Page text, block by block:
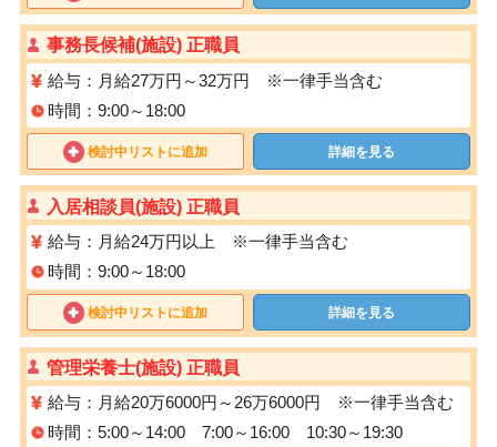
事務長候補(施設) 正職員
給与：月給27万円～32万円 ※一律手当含む
時間：9:00～18:00
検討中リストに追加 詳細を見る
入居相談員(施設) 正職員
給与：月給24万円以上 ※一律手当含む
時間：9:00～18:00
検討中リストに追加 詳細を見る
管理栄養士(施設) 正職員
給与：月給20万6000円～26万6000円 ※一律手当含む
時間：5:00～14:00 7:00～16:00 10:30～19:30